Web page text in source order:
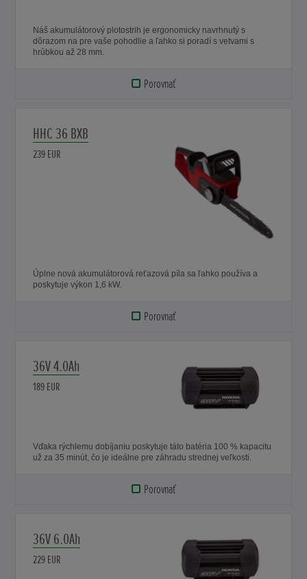
Náš akumulátorový plotostrih je ergonomicky navrhnutý s
dôrazom na pre vaše pohodlie a ľahko si poradí s vetvami s
hrúbkou až 28 mm.
Porovnať
HHC 36 BXB
239 EUR
Úplne nová akumulátorová reťazová píla sa ľahko používa a
poskytuje výkon 1,6 kW.
Porovnať
36V 4.0Ah
189 EUR
Vďaka rýchlemu dobíjaniu poskytuje táto batéria 100 % kapacitu
už za 35 minút, čo je ideálne pre záhradu strednej veľkosti.
Porovnať
36V 6.0Ah
229 EUR